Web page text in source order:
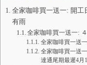
全家咖啡買一送一: 開
有雨
全家咖啡買一送一:
全家咖啡買一送
全家咖啡買一送
達通尾期最遲4月